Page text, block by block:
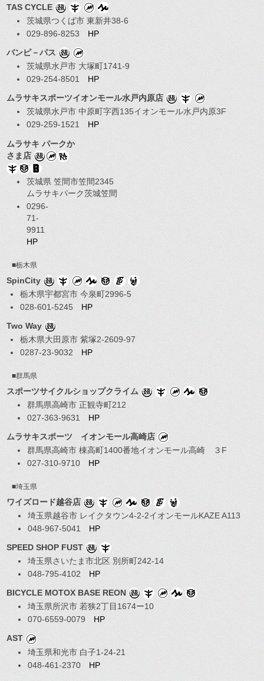
TAS CYCLE
茨城県つくば市 東新井38-6
029-896-8253 HP
バンピ－パス
茨城県水戸市 大塚町1741-9
029-254-8501 HP
ムラサキスポーツイオンモール水戸内原店
茨城県水戸市 中原町字西135イオンモール水戸内原3F
029-259-1521 HP
ムラサキ パークか
さま店
茨城県 笠間市笠間2345
ムラサキパーク茨城笠間
0296-
71-
9911
HP
■栃木県
SpinCity
栃木県宇都宮市 今泉町2996-5
028-601-5245 HP
Two Way
栃木県大田原市 紫塚2-2609-97
0287-23-9032 HP
■群馬県
スポーツサイクルショップクライム
群馬県高崎市 正観寺町212
027-363-9631 HP
ムラサキスポーツ イオンモール高崎店
群馬県高崎市 棟高町1400番地イオンモール高崎 ３F
027-310-9710 HP
■埼玉県
ワイズロード越谷店
埼玉県越谷市 レイクタウン4-2-2イオンモールKAZE A113
048-967-5041 HP
SPEED SHOP FUST
埼玉県さいたま市北区 別所町242-14
048-795-4102 HP
BICYCLE MOTOX BASE REON
埼玉県所沢市 若狭2丁目1674ー10
070-6559-0079 HP
AST
埼玉県和光市 白子1-24-21
048-461-2370 HP